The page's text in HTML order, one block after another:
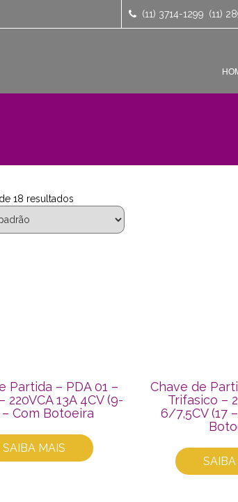
(11) 3714-1299 (11)
18 resultados
Partida – PDA 01 –
220VCA 13A 4CV (9-
– Com Botoeira
SAIBA MAIS
Chave de
Trifasico –
6/7,5CV (17